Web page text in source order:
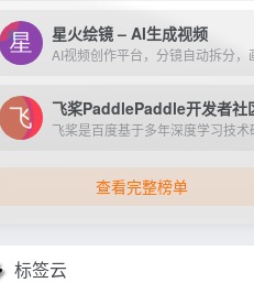
星火绘镜 – AI生成视频
飞桨PaddlePaddle开发者社
查看完整榜单
标签云